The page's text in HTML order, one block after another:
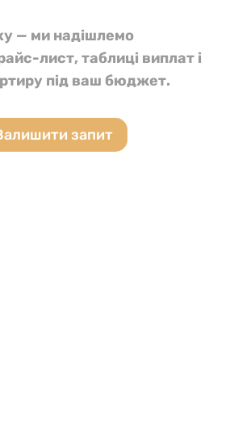
— ми надішлемо
лист, таблиці виплат і
під ваш бюджет.
запит